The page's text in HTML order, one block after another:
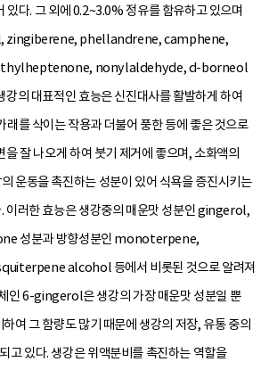
다. 그 외에 0.2~3.0% 정유를 함유하고 있으며
zingiberene, phellandrene, camphene,
nonylaldehyde, d-borneol
강의 대표적인 효능은 신진대사를 활발하게 하여
래를 삭이는 작용과 더불어 풍한 등에 좋은 것으로
을 잘 나오게 하여 붓기 제거에 좋으며, 소화액의
운동을 촉진하는 성분이 있어 식욕을 증진시키는
이러한 효능은 생강중의 매운맛 성분인 gingerol,
성분과 방향성분인 monoterpene,
alcohol 등에서 비롯된 것으로 알려져
인 6-gingerol은 생강의 가장 매운맛 성분일 뿐
여 그 함량도 많기 때문에 생강의 저장, 유통 중의
고 있다. 생강은 위액분비를 촉진하는 역할을